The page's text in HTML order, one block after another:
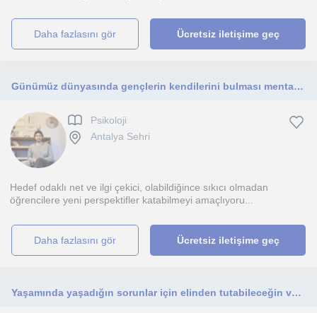
daha fazlasını gör Ücretsiz iletişime geç
Günümüz dünyasında gençlerin kendilerini bulması mental olarak stabil ve hedef oldaklı olabilmeleri adına yardım etmeyi istiyorum.
Psikoloji
Antalya Sehri
Hedef odaklı net ve ilgi çekici, olabildiğince sıkıcı olmadan
öğrencilere yeni perspektifler katabilmeyi amaçlıyoru...
daha fazlasını gör Ücretsiz iletişime geç
Yaşamında yaşadığın sorunlar için elinden tutabileceğin ve psikolojik destek alabileceğin psikolojik danışman ve rehber öğretmen